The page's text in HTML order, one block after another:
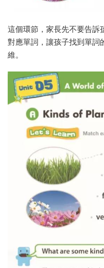
這個環節，家長先不要告訴
對應單詞，讓孩子找到單詞
維。